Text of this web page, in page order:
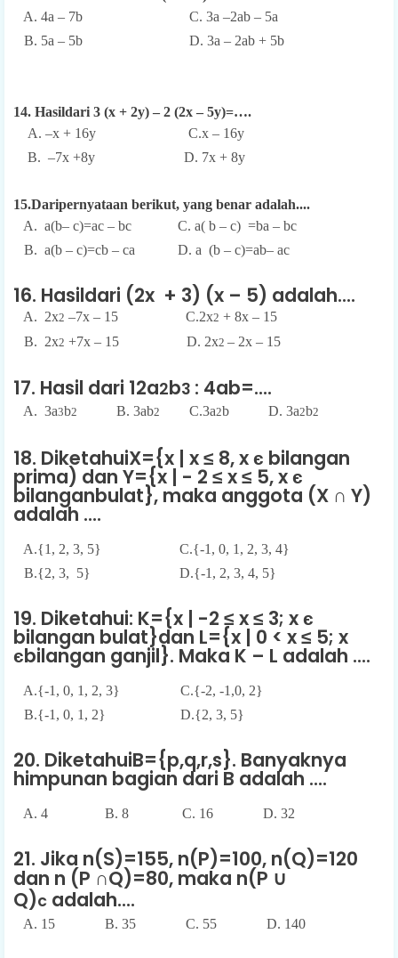
A. 4a – 7b
C. 3a –2ab – 5a
B. 5a – 5b
D. 3a – 2ab + 5b
14. Hasildari 3 (x + 2y) – 2 (2x – 5y)=….
A. –x + 16y C.x – 16y
B. –7x +8y D. 7x + 8y
15.Daripernyataan berikut, yang benar adalah....
A. a(b– c)=ac – bc C. a( b – c) =ba – bc
B. a(b – c)=cb – ca D. a (b – c)=ab– ac
16. Hasildari (2x + 3) (x – 5) adalah....
A. 2x2 –7x – 15 C.2x2 + 8x – 15
B. 2x2 +7x – 15 D. 2x2 – 2x – 15
17. Hasil dari 12a2b3 : 4ab=....
A. 3a3b2 B. 3ab2 C.3a2b D. 3a2b2
18. DiketahuiX={x | x ≤ 8, x є bilangan
prima) dan Y={x | - 2 ≤ x ≤ 5, x є
bilanganbulat}, maka anggota (X ∩ Y)
adalah ....
A.{1, 2, 3, 5} C.{-1, 0, 1, 2, 3, 4}
B.{2, 3, 5} D.{-1, 2, 3, 4, 5}
19. Diketahui: K={x | -2 ≤ x ≤ 3; x є
bilangan bulat}dan L={x | 0 < x ≤ 5; x
єbilangan ganjil}. Maka K – L adalah ....
A.{-1, 0, 1, 2, 3} C.{-2, -1,0, 2}
B.{-1, 0, 1, 2} D.{2, 3, 5}
20. DiketahuiB={p,q,r,s}. Banyaknya
himpunan bagian dari B adalah ....
A. 4 B. 8 C. 16 D. 32
21. Jika n(S)=155, n(P)=100, n(Q)=120
dan n (P ∩Q)=80, maka n(P ∪
Q)c adalah....
A. 15 B. 35 C. 55 D. 140